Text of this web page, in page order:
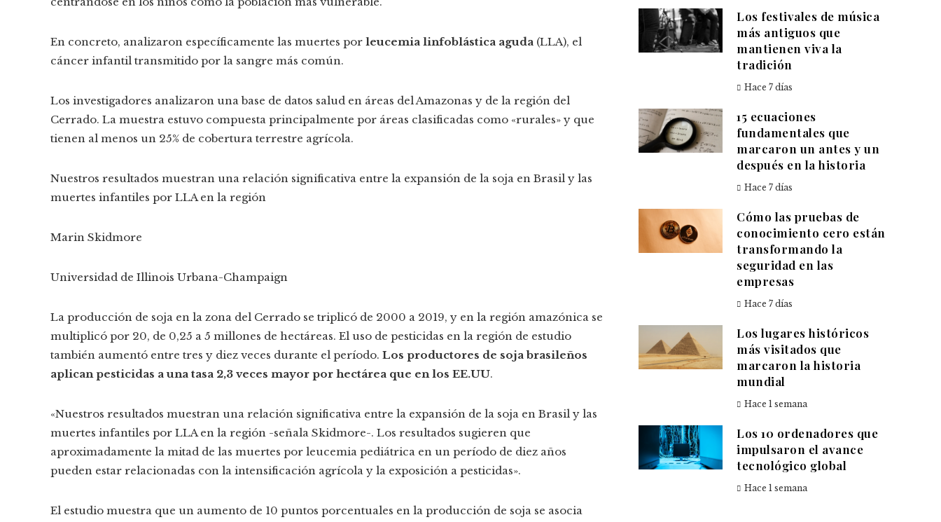
En concreto, analizaron específicamente las muertes por leucemia linfoblástica aguda (LLA), el
cáncer infantil transmitido por la sangre más común.
Los investigadores analizaron una base de datos salud en áreas del Amazonas y de la región del
Cerrado. La muestra estuvo compuesta principalmente por áreas clasificadas como «rurales» y que
tienen al menos un 25% de cobertura terrestre agrícola.
Nuestros resultados muestran una relación significativa entre la expansión de la soja en Brasil y las
muertes infantiles por LLA en la región
Marin Skidmore
Universidad de Illinois Urbana-Champaign
La producción de soja en la zona del Cerrado se triplicó de 2000 a 2019, y en la región amazónica se
multiplicó por 20, de 0,25 a 5 millones de hectáreas. El uso de pesticidas en la región de estudio
también aumentó entre tres y diez veces durante el período. Los productores de soja brasileños
aplican pesticidas a una tasa 2,3 veces mayor por hectárea que en los EE.UU.
«Nuestros resultados muestran una relación significativa entre la expansión de la soja en Brasil y las
muertes infantiles por LLA en la región -señala Skidmore-. Los resultados sugieren que
aproximadamente la mitad de las muertes por leucemia pediátrica en un período de diez años
pueden estar relacionadas con la intensificación agrícola y la exposición a pesticidas».
El estudio muestra que un aumento de 10 puntos porcentuales en la producción de soja se asocia
Los festivales de música
más antiguos que
mantienen viva la
tradición
Hace 7 días
15 ecuaciones
fundamentales que
marcaron un antes y un
después en la historia
Hace 7 días
Cómo las pruebas de
conocimiento cero están
transformando la
seguridad en las
empresas
Hace 7 días
Los lugares históricos
más visitados que
marcaron la historia
mundial
Hace 1 semana
Los 10 ordenadores que
impulsaron el avance
tecnológico global
Hace 1 semana